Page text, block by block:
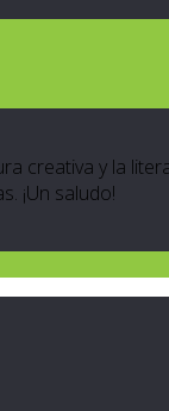
creativa y la
¡Un saludo!